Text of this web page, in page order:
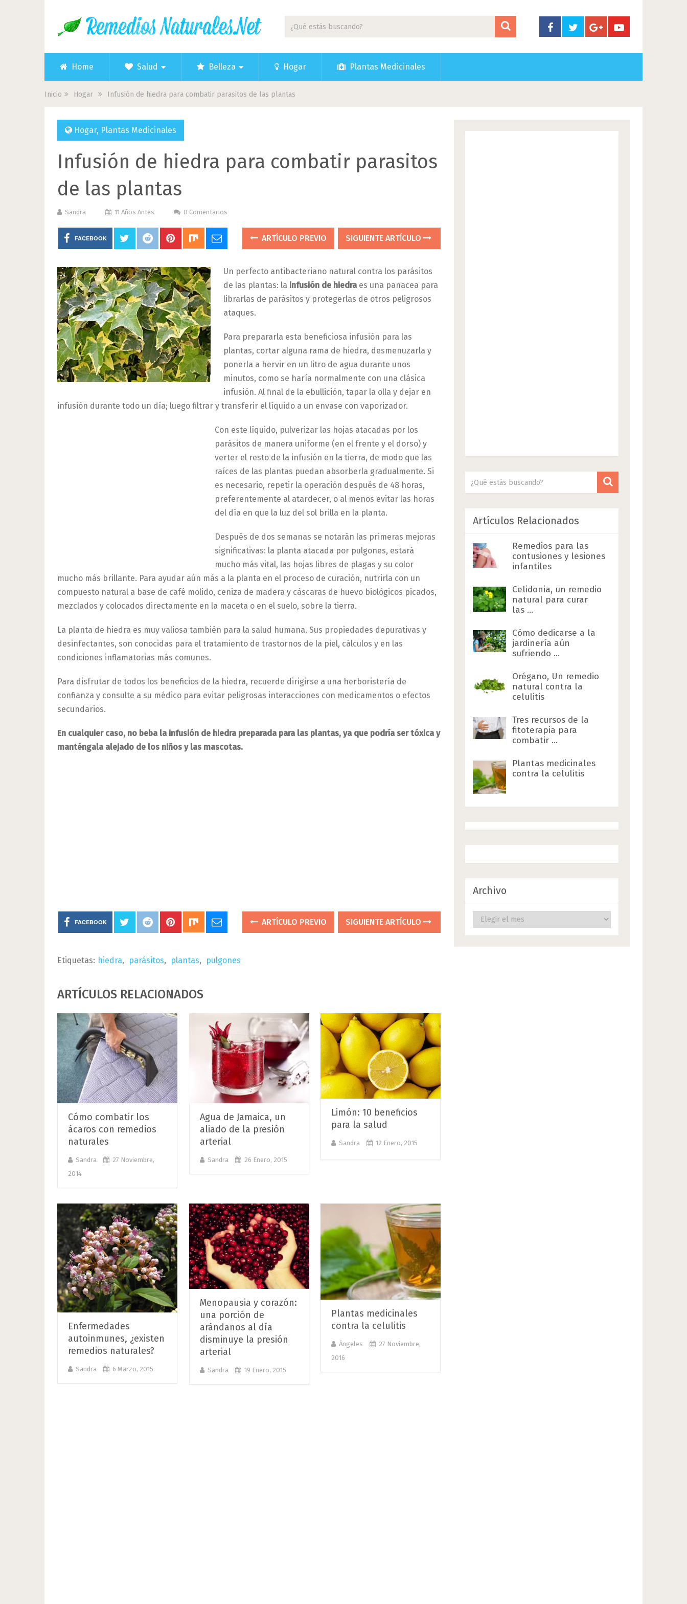
Home Salud Belleza Hogar Plantas Medicinales
Inicio Hogar Infusión de hiedra para combatir parasitos de las plantas
Hogar, Plantas Medicinales
Infusión de hiedra para combatir parasitos
de las plantas
Sandra 11 Años Antes 0 Comentarios
FACEBOOK ARTÍCULO PREVIO SIGUIENTE ARTÍCULO
Un perfecto antibacteriano natural contra los parásitos
de las plantas: la infusión de hiedraes una panacea para
librarlas de parásitos y protegerlas de otros peligrosos
ataques.
Para prepararla esta beneficiosa infusión para las
plantas, cortar alguna rama de hiedra, desmenuzarla y
ponerla a hervir en un litro de agua durante unos
minutos, como se haría normalmente con una clásica
infusión. Al final de la ebullición, tapar la olla y dejar en
infusión durante todo un día; luego filtrar y transferir el líquido a un envase con vaporizador.
Con este líquido, pulverizar las hojas atacadas por los
parásitos de manera uniforme (en el frente y el dorso) y
verter el resto de la infusión en la tierra, de modo que las
raíces de las plantas puedan absorberla gradualmente. Si
es necesario, repetir la operación después de 48 horas,
preferentemente al atardecer, o al menos evitar las horas
del día en que la luz del sol brilla en la planta.
Después de dos semanas se notarán las primeras mejoras
significativas: la planta atacada por pulgones, estará
mucho más vital, las hojas libres de plagas y su color
mucho más brillante. Para ayudar aún más a la planta en el proceso de curación, nutrirla con un
compuesto natural a base de café molido, ceniza de madera y cáscaras de huevo biológicos picados,
mezclados y colocados directamente en la maceta o en el suelo, sobre la tierra.
La planta de hiedra es muy valiosa también para la salud humana. Sus propiedades depurativas y
desinfectantes, son conocidas para el tratamiento de trastornos de la piel, cálculos y en las
condiciones inflamatorias más comunes.
Para disfrutar de todos los beneficios de la hiedra, recuerde dirigirse a una herboristería de
confianza y consulte a su médico para evitar peligrosas interacciones con medicamentos o efectos
secundarios.
En cualquier caso, no beba la infusión de hiedra preparada para las plantas, ya que podría ser tóxica y
manténgala alejado de los niños y las mascotas.
FACEBOOK ARTÍCULO PREVIO SIGUIENTE ARTÍCULO
Etiquetas: hiedra, parásitos, plantas, pulgones
ARTÍCULOS RELACIONADOS
Cómo combatir los
ácaros con remedios
naturales
Sandra
27 Noviembre,
2014
Agua de Jamaica, un
aliado de la presión
arterial
Sandra 26 Enero, 2015
Limón: 10 beneficios
para la salud
Sandra 12 Enero, 2015
Enfermedades
autoinmunes, ¿existen
remedios naturales?
Sandra 6 Marzo, 2015
Menopausia y corazón:
una porción de
arándanos al día
disminuye la presión
arterial
Sandra 19 Enero, 2015
Plantas medicinales
contra la celulitis
Ángeles
27 Noviembre,
2016
Artículos Relacionados
Remedios para las
contusiones y lesiones
infantiles
Celidonia, un remedio
natural para curar
las …
Cómo dedicarse a la
jardinería aún
sufriendo …
Orégano, Un remedio
natural contra la
celulitis
Tres recursos de la
fitoterapia para
combatir …
Plantas medicinales
contra la celulitis
Archivo
Archivo